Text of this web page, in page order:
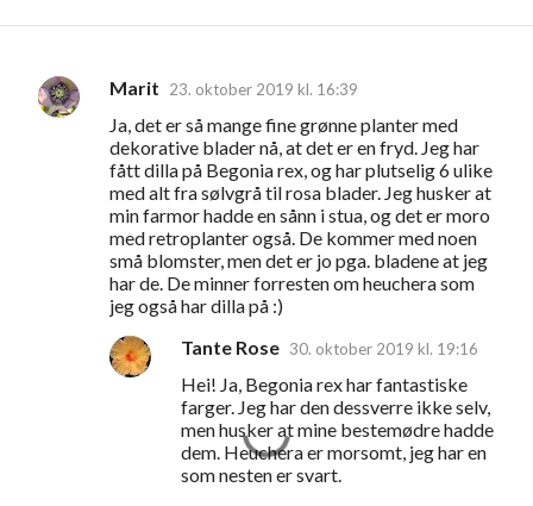
K
Marit 23. oktober 2019 kl. 16:39
Ja, det er så mange fine grønne planter med
dekorative blader nå, at det er en fryd. Jeg har
fått dilla på Begonia rex, og har plutselig 6 ulike
med alt fra sølvgrå til rosa blader. Jeg husker at
min farmor hadde en sånn i stua, og det er moro
med retroplanter også. De kommer med noen
små blomster, men det er jo pga. bladene at jeg
har de. De minner forresten om heuchera som
jeg også har dilla på :)
Tante Rose 30. oktober 2019 kl. 19:16
Hei! Ja, Begonia rex har fantastiske
farger. Jeg har den dessverre ikke selv,
men husker at mine bestemødre hadde
dem. Heuchera er morsomt, jeg har en
som nesten er svart.